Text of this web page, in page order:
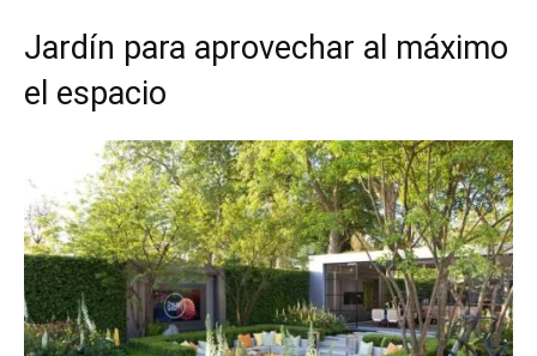
Jardín para aprovechar al máximo
el espacio